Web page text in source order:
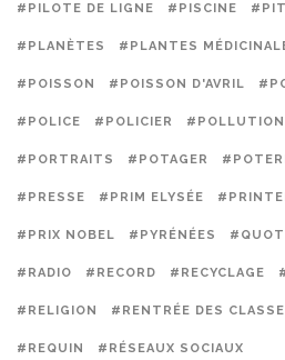
#PILOTE DE LIGNE #PISCINE
#PLANÈTES #PLANTES
#POISSON #POISSON D'AVRIL
#POLICE #POLICIER #POLLUTION
#PORTRAITS #POTAGER
#PRESSE #PRIM ELYSÉE
#PRIX NOBEL #PYRÉNÉES
#RADIO #RECORD #RECYCLAGE
#RELIGION #RENTRÉE DES
#REQUIN #RÉSEAUX SOCIAUX